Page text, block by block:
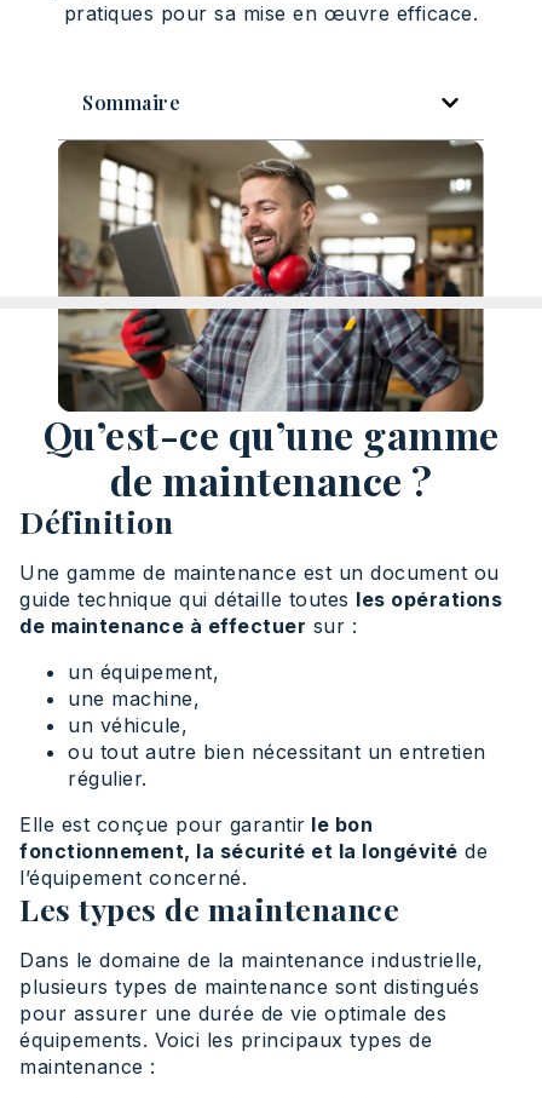
pratiques pour sa mise en œuvre efficace.
Sommaire
Qu’est-ce qu’une gamme
de maintenance ?
Définition
Une gamme de maintenance est un document ou
guide technique qui détaille toutes les opérations
de maintenance à effectuer sur :
un équipement,
une machine,
un véhicule,
ou tout autre bien nécessitant un entretien
régulier.
Elle est conçue pour garantir le bon
fonctionnement, la sécurité et la longévité de
l’équipement concerné.
Les types de maintenance
Dans le domaine de la maintenance industrielle,
plusieurs types de maintenance sont distingués
pour assurer une durée de vie optimale des
équipements. Voici les principaux types de
maintenance :